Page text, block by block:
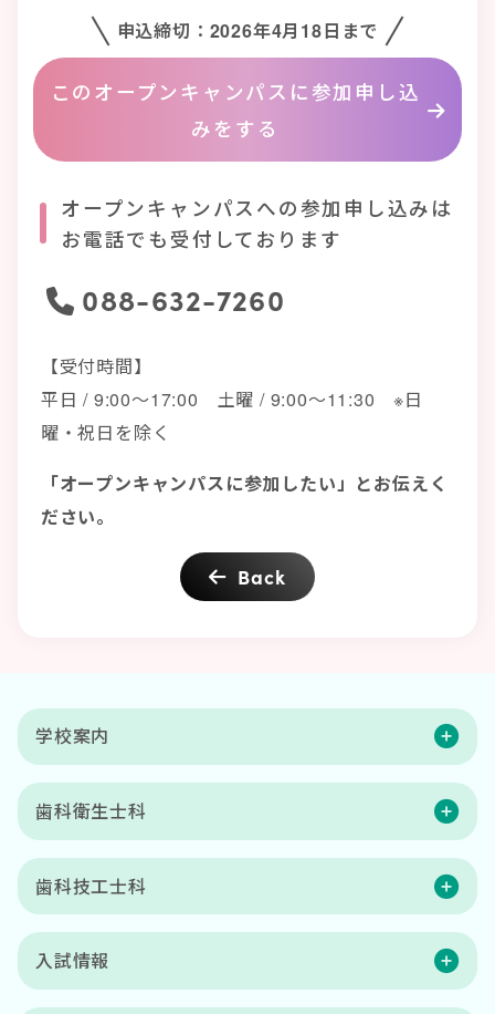
申込締切：2026年4月18日まで
このオープンキャンパスに参加申し込
みをする
オープンキャンパスへの参加申し込みは
お電話でも受付しております
088-632-7260
【受付時間】
平日 / 9:00～17:00 土曜 / 9:00～11:30 ※日
曜・祝日を除く
「オープンキャンパスに参加したい」とお伝えく
ださい。
Back
学校案内
歯科衛生士科
歯科技工士科
入試情報